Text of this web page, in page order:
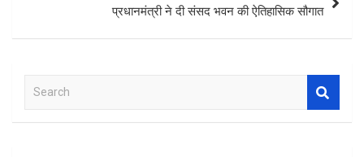
प्रधानमंत्री ने दी संसद भवन की ऐतिहासिक सौगात
a